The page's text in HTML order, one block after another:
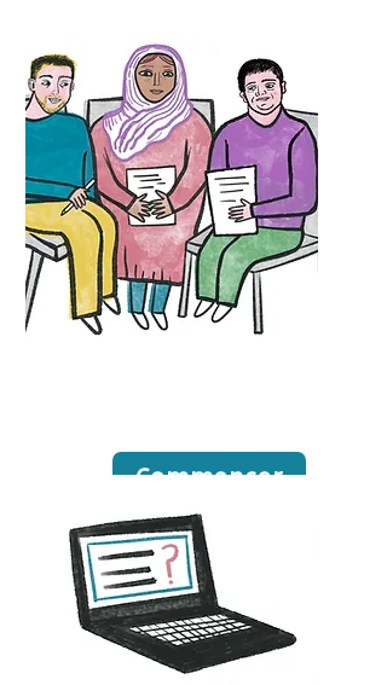
Commencer